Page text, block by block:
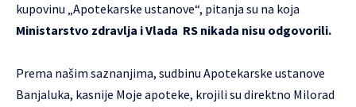
kupovinu „Apotekarske ustanove“, pitanja su na koja
Ministarstvo zdravlja i Vlada RS nikada nisu odgovorili.
Prema našim saznanjima, sudbinu Apotekarske ustanove
Banjaluka, kasnije Moje apoteke, krojili su direktno Milorad